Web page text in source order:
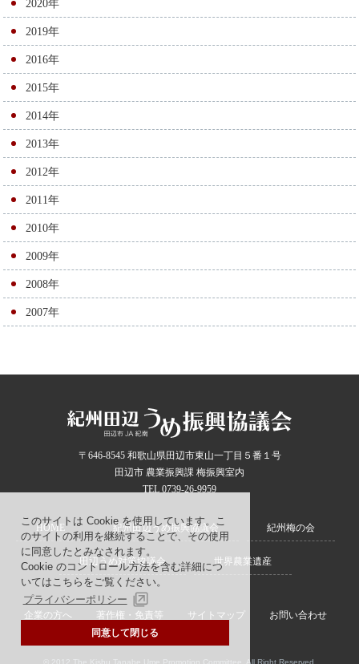
このサイトは Cookie を使用しています。こ
のサイトの利用を継続することで、その使用
に同意したとみなされます。
Cookie のコントロール方法を含む詳細につ
いてはこちらをご覧ください。
プライバシーポリシー
同意して閉じる
ン
2020年
2019年
2016年
2015年
2014年
2013年
2012年
2011年
2010年
2009年
2008年
2007年
〒646-8545 和歌山県田辺市東山一丁目５番１号
田辺市 農業振興課 梅振興室内
TEL 0739-26-9959
HOME 紀州田辺うめ振興協議会 紀州梅の会
田辺うめ対策協議会 世界農業遺産
企業の方へ 著作権・免責等 サイトマップ お問い合わせ
© 2012 The Kishu Tanabe Ume Promotion Committee. All Right Reserved.